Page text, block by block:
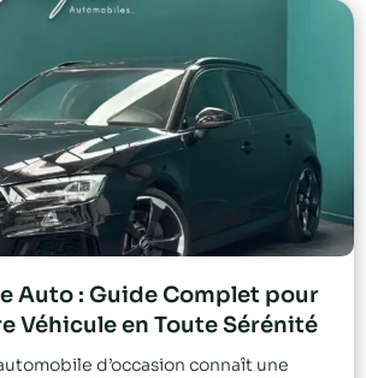
Auto : Guide Complet pour
Véhicule en Toute Sérénité
d’occasion connaît une